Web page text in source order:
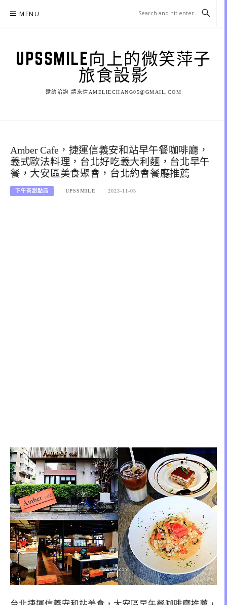
MENU
UPSSMILE向上的微笑萍子
旅食設影
邀約洽詢 請來信AMELIECHANG05@GMAIL.COM
Amber Cafe，捷運信義安和站早午餐咖啡廳，
義式歐法料理，台北好吃義大利麵，台北早午
餐，大安區美食聚會，台北約會餐廳推薦
下午茶甜點店 UPSSMILE 2023-11-05